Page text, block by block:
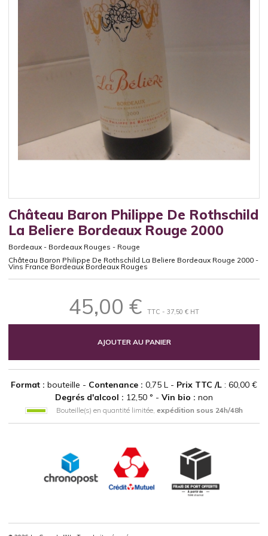
Château Baron Philippe De Rothschild
La Beliere Bordeaux Rouge 2000
Bordeaux - Bordeaux Rouges - Rouge
Château Baron Philippe De Rothschild La Beliere Bordeaux Rouge 2000 -
Vins France Bordeaux Bordeaux Rouges
45,00 € TTC - 37,50 € HT
AJOUTER AU PANIER
Format : bouteille - Contenance : 0,75 L - Prix TTC /L : 60,00 €
Degrés d'alcool : 12,50 ° - Vin bio : non
Bouteille(s) en quantité limitée, expédition sous 24h/48h